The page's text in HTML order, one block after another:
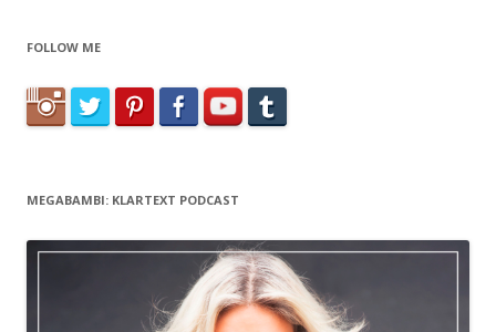
FOLLOW ME
MEGABAMBI: KLARTEXT PODCAST